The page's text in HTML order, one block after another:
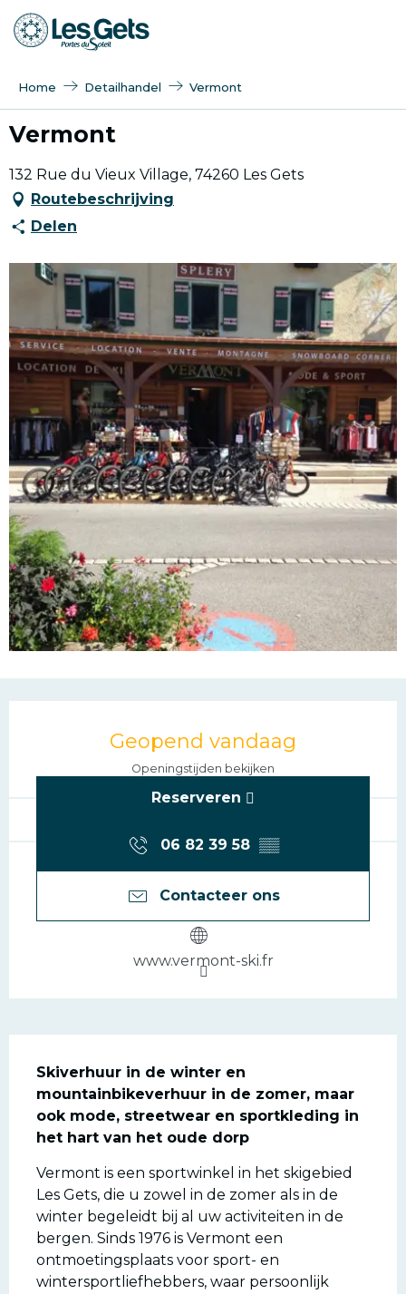
Aller
au
Home Detailhandel Vermont
Vermont
132 Rue du Vieux Village, 74260 Les Gets
Routebeschrijving
Delen
Openingstijden en
Geopend vandaag
Openingstijden bekijken
Reserveren
06 82 39 58 ▒▒
Contacteer ons
www.vermont-ski.fr
Beschrijving
Skiverhuur in de winter en
mountainbikeverhuur in de zomer, maar
ook mode, streetwear en sportkleding in
het hart van het oude dorp
Vermont is een sportwinkel in het skigebied
Les Gets, die u zowel in de zomer als in de
winter begeleidt bij al uw activiteiten in de
bergen. Sinds 1976 is Vermont een
ontmoetingsplaats voor sport- en
wintersportliefhebbers, waar persoonlijk